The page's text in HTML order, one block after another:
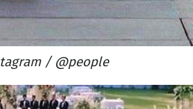
/ @people